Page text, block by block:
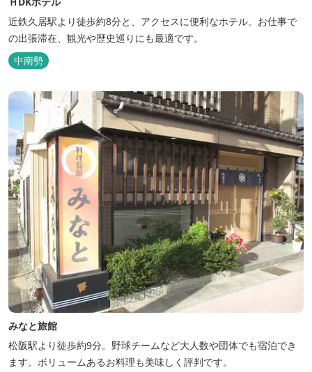
近鉄久居駅より徒歩約8分と、アクセスに便利なホテル。お仕事で
の出張滞在、観光や歴史巡りにも最適です。
中南勢
みなと旅館
松阪駅より徒歩約9分。野球チームなど大人数や団体でも宿泊でき
ます。ボリュームあるお料理も美味しく評判です。